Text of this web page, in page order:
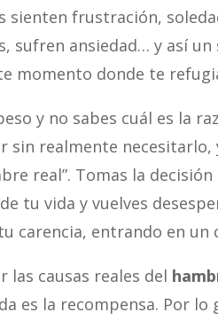
sienten frustración,
sufren ansiedad… y así
momento donde te
y no sabes cuál es la
sin realmente necesitarlo,
real”. Tomas la
tu vida y vuelves
carencia, entrando en
causas reales del
es la recompensa. Por lo